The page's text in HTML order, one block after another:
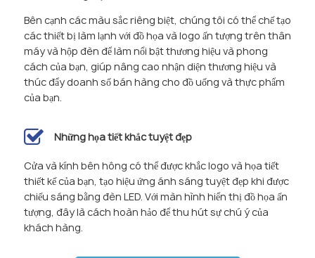
Bên cạnh các màu sắc riêng biệt, chúng tôi có thể chế tạo
các thiết bị làm lạnh với đồ họa và logo ấn tượng trên thân
máy và hộp đèn để làm nổi bật thương hiệu và phong
cách của bạn, giúp nâng cao nhận diện thương hiệu và
thúc đẩy doanh số bán hàng cho đồ uống và thực phẩm
của bạn.
Những họa tiết khắc tuyệt đẹp
Cửa và kính bên hông có thể được khắc logo và họa tiết
thiết kế của bạn, tạo hiệu ứng ánh sáng tuyệt đẹp khi được
chiếu sáng bằng đèn LED. Với màn hình hiển thị đồ họa ấn
tượng, đây là cách hoàn hảo để thu hút sự chú ý của
khách hàng.